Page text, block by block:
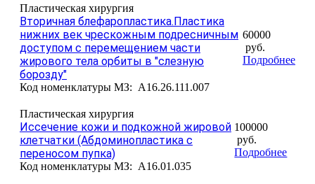
Пластическая хирургия
Вторичная блефаропластика.Пластика
нижних век чрескожным подресничным
доступом с перемещением части
жирового тела орбиты в "слезную
борозду"
Код номенклатуры МЗ: A16.26.111.007
60000
руб.
Подробнее
Пластическая хирургия
Иссечение кожи и подкожной жировой
клетчатки (Абдоминопластика с
переносом пупка)
Код номенклатуры МЗ: A16.01.035
100000
руб.
Подробнее